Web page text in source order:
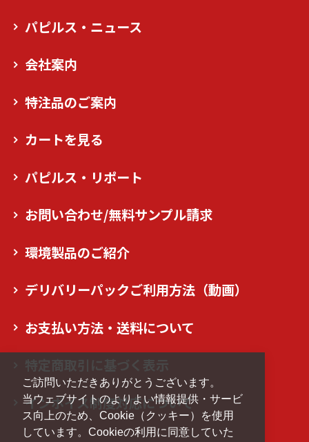
ご訪問いただきありがとうございます。
当ウェブサイトのよりよい情報提供・サービ
ス向上のため、Cookie（クッキー）を使用
しています。Cookieの利用に同意していた
パピルス・ニュース
会社案内
特注品のご案内
カートを見る
パピルス・リポート
お問い合わせ/無料サンプル請求
環境製品のご紹介
デリバリーパックご利用方法（動画）
お支払い方法・送料について
インボイス制度対応について